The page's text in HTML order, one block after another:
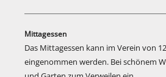
Mittagessen
Das Mittagessen kann im Verein von
eingenommen werden. Bei schönem